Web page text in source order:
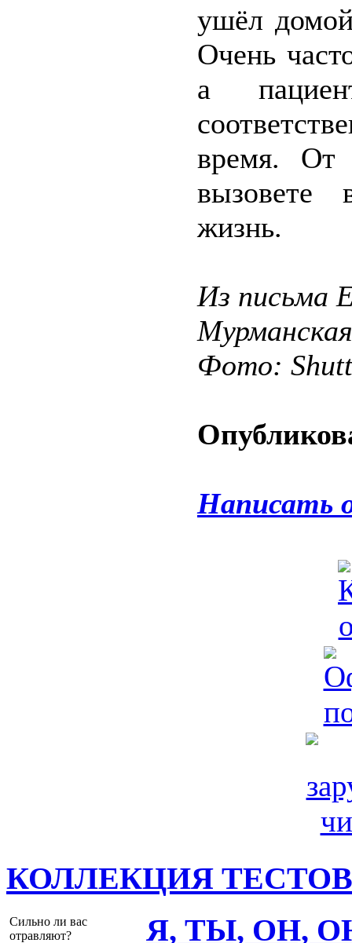
ушёл
Очень
а
время. От
вызовете
жизнь.
Из письма
Фото:
Написать
КОЛЛЕКЦИЯ ТЕСТОВ
Сильно ли вас
отравляют?
Я, ТЫ, ОН,